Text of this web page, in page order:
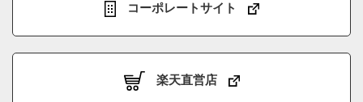
コーポレートサイト
楽天直営店